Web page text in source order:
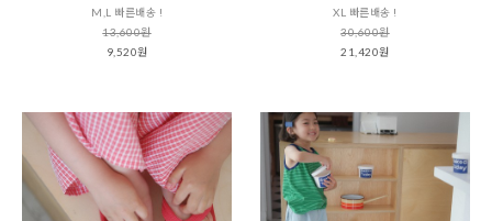
M,L 빠른배송 !
13,600원
9,520원
XL 빠른배송 !
30,600원
21,420원